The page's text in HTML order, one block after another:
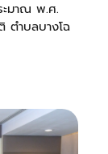
ะมาณ พ.ศ.
ตำบลบางโฉ